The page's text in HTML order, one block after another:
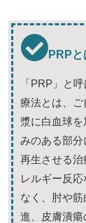
PRPと
「PRP」と
療法とは、ご
漿に白血球
みのある部分
再生させる
レルギー反
なく、肘や
進、皮膚潰